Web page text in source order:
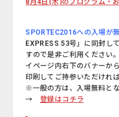
8月4日(木)のプログラム・
SPORTEC2016への入場が
EXPRESS 53号」に同封し
すので是非ご利用ください
イページ内右下のバナーか
印刷してご持参いただけれ
※一般の方は、入場無料と
→登録はコチラ